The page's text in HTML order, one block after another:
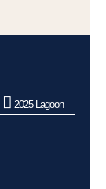
2025 Lagoon